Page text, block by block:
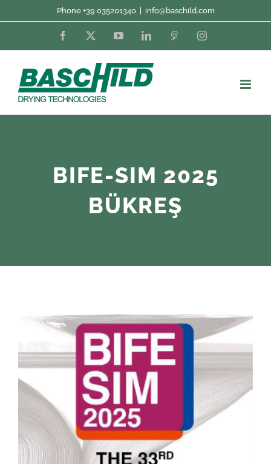
content
Phone +39 035201340 info@baschild.com
Facebook YouTubeLinkedInFordaq Instagram
BIFE-SIM 2025
BÜKREŞ
View